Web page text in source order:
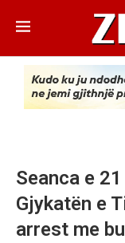
Seanca e
Gjykatën e
arrest me